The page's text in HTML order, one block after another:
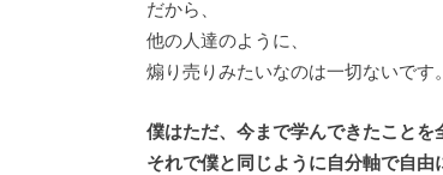
だから、
他の人達のように、
煽り売りみたいなのは一切ないです。
僕はただ、今まで学んできたことを
それで僕と同じように自分軸で自由